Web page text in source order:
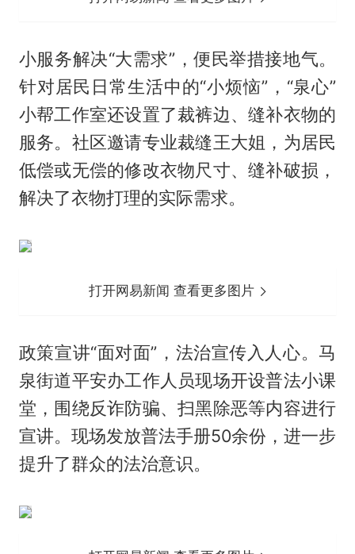
小服务解决“大需求”，便民举措接地气。
针对居民日常生活中的“小烦恼”，“泉心”
小帮工作室还设置了裁裤边、缝补衣物的
服务。社区邀请专业裁缝王大姐，为居民
低偿或无偿的修改衣物尺寸、缝补破损，
解决了衣物打理的实际需求。
打开网易新闻 查看更多图片
政策宣讲“面对面”，法治宣传入人心。马
泉街道平安办工作人员现场开设普法小课
堂，围绕反诈防骗、扫黑除恶等内容进行
宣讲。现场发放普法手册50余份，进一步
提升了群众的法治意识。